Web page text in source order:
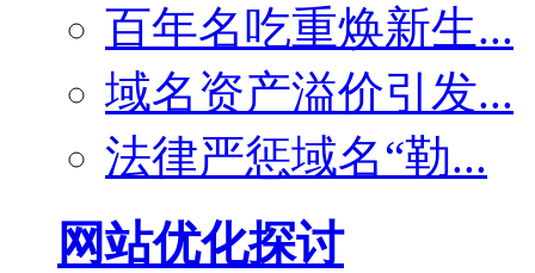
百年名吃重焕新生...
域名资产溢价引发...
法律严惩域名“勒...
网站优化探讨